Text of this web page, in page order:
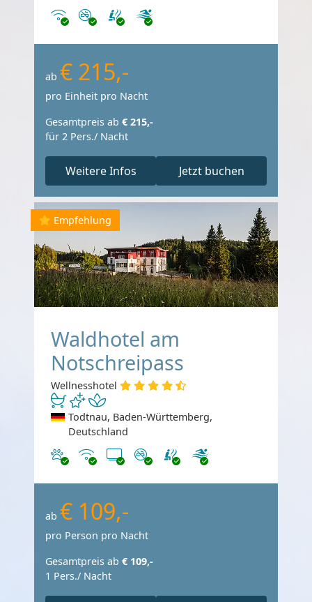
InternetNichtraucher
ab € 215,-
pro Einheit pro Nacht
Gesamtpreis ab € 215,-
für 2 Pers./ Nacht
Weitere Infos Jetzt buchen
Empfehlung
Waldhotel am
Notschreipass
Wellnesshotel
Todtnau, Baden-Württemberg,
Deutschland
Haustiere erlaubt
Internet
TV Nichtraucher
ab € 109,-
pro Person pro Nacht
Gesamtpreis ab € 109,-
1 Pers./ Nacht